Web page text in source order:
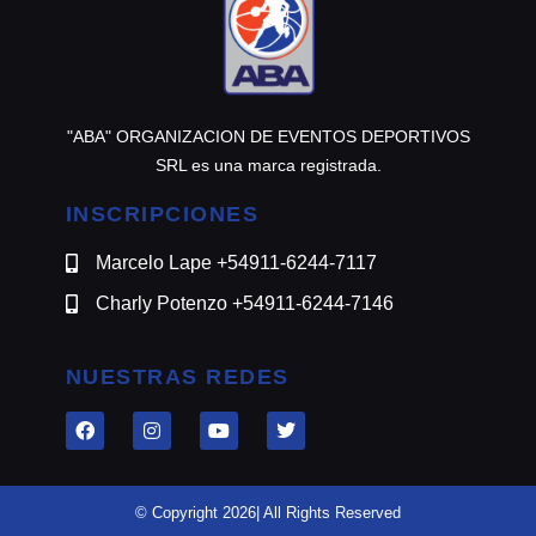
"ABA" ORGANIZACION DE EVENTOS DEPORTIVOS
SRL es una marca registrada.
INSCRIPCIONES
Marcelo Lape +54911-6244-7117
Charly Potenzo +54911-6244-7146
NUESTRAS REDES
© Copyright 2026| All Rights Reserved